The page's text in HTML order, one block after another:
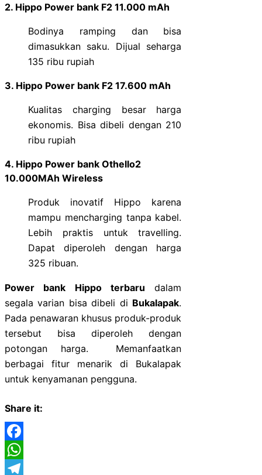
2. Hippo Power bank F2 11.000 mAh
Bodinya ramping dan bisa
dimasukkan saku. Dijual seharga
135 ribu rupiah
3. Hippo Power bank F2 17.600 mAh
Kualitas charging besar harga
ekonomis. Bisa dibeli dengan 210
ribu rupiah
4. Hippo Power bank Othello2
10.000MAh Wireless
Produk inovatif Hippo karena
mampu mencharging tanpa kabel.
Lebih praktis untuk travelling.
Dapat diperoleh dengan harga
325 ribuan.
Power bank Hippo terbaru dalam
segala varian bisa dibeli di Bukalapak.
Pada penawaran khusus produk-produk
tersebut bisa diperoleh dengan
potongan harga. Memanfaatkan
berbagai fitur menarik di Bukalapak
untuk kenyamanan pengguna.
Share it:
Facebook
WhatsApp